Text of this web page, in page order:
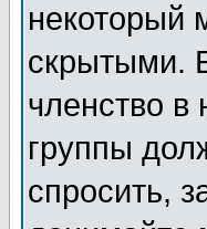
некоторый
скрытыми.
членство в
группы
спросить,